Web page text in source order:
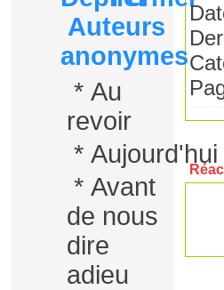
Auteurs
anonymes
* Au
revoir
* Aujourd'hui
* Avant
de nous
dire
adieu